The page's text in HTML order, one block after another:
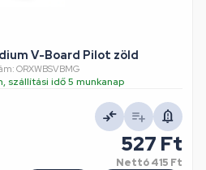
V-Board Pilot zöld
ORXWBSVBMG
szállítási idő 5 munkanap
527 Ft
Nettó415 Ft